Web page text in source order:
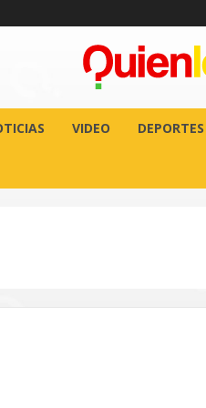
VIDEO DEPORTES